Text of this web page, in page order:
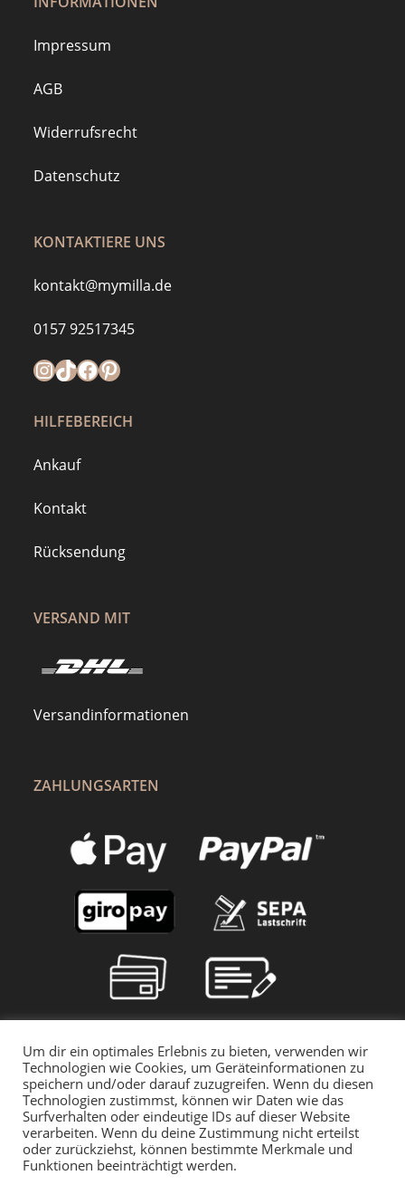
Impressum
AGB
Widerrufsrecht
Datenschutz
KONTAKTIERE UNS
kontakt@mymilla.de
0157 92517345
Instagram
https://www.tiktok.com/@mymilla.de
Facebook
Pinterest
HILFEBEREICH
Ankauf
Kontakt
Rücksendung
VERSAND MIT
Versandinformationen
ZAHLUNGSARTEN
Um dir ein optimales Erlebnis zu bieten, verwenden wir
Technologien wie Cookies, um Geräteinformationen zu
speichern und/oder darauf zuzugreifen. Wenn du diesen
Technologien zustimmst, können wir Daten wie das
Surfverhalten oder eindeutige IDs auf dieser Website
verarbeiten. Wenn du deine Zustimmung nicht erteilst
oder zurückziehst, können bestimmte Merkmale und
Funktionen beeinträchtigt werden.